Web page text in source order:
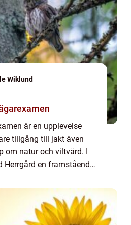
Wiklund
är en upplevelse
tillgång till jakt även
om natur och viltvård. I
Herrgård en framstående